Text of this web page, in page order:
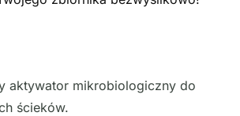
aktywator mikrobiologiczny do
ścieków.